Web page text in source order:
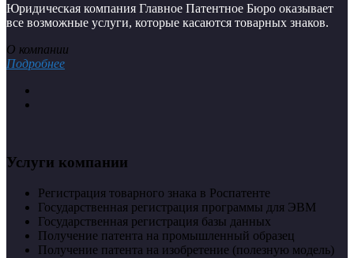
Юридическая компания Главное Патентное Бюро оказывает
все возможные услуги, которые касаются товарных знаков.
О компании
Подробнее
Услуги компании
Регистрация товарного знака в Роспатенте
Государственная регистрация программы для ЭВМ
Государственная регистрация базы данных
Получение патента на промышленный образец
Получение патента на изобретение (полезную модель)